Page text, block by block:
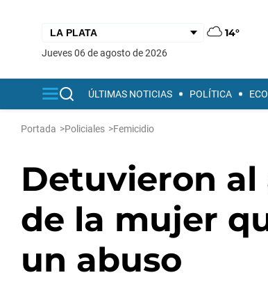
14°
jueves 06 de agosto de 2026
ÚLTIMAS NOTICIAS POLÍTICA
Portada >Policiales >Femicidio
Detuvieron
de la mujer
un abuso